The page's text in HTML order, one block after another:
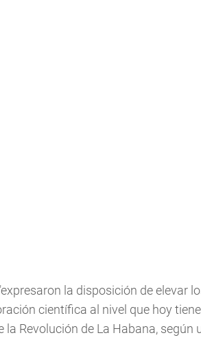
la disposición de elevar
científica al nivel que hoy
Revolución de La Habana, según